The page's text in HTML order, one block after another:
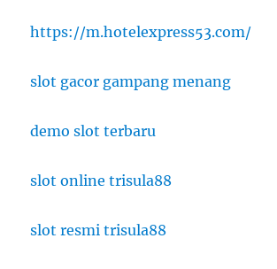
https://m.hotelexpress53.com/
slot gacor gampang menang
demo slot terbaru
slot online trisula88
slot resmi trisula88